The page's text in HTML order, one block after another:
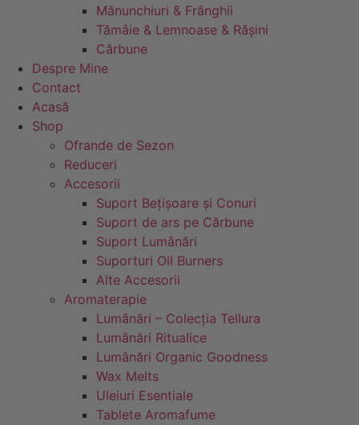
Mănunchiuri & Frânghii
Tămâie & Lemnoase & Rășini
Cărbune
Despre Mine
Contact
Acasă
Shop
Ofrande de Sezon
Reduceri
Accesorii
Suport Bețișoare și Conuri
Suport de ars pe Cărbune
Suport Lumânări
Suporturi Oil Burners
Alte Accesorii
Aromaterapie
Lumânări – Colecția Tellura
Lumânări Ritualice
Lumânări Organic Goodness
Wax Melts
Uleiuri Esentiale
Tablete Aromafume